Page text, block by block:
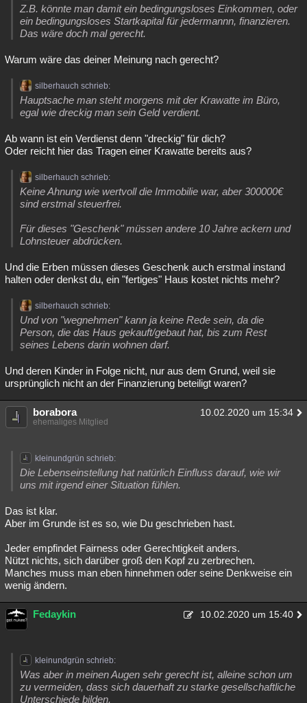
Z.B. könnte man damit ein bedingungsloses Einkommen, oder
ein bedingungsloses Startkapital für jedermannn, finanzieren.
Das wäre doch mal gerecht.
Warum wäre das deiner Meinung nach gerecht?
silberhauch schrieb:
Hauptsache man steht morgens mit der Krawatte im Büro,
egal wie dreckig man sein Geld verdient.
Ab wann ist ein Verdienst denn "dreckig" für dich?
Oder reicht hier das Tragen einer Krawatte bereits aus?
silberhauch schrieb:
Keine Ahnung wie wertvoll die Immobilie war, aber 300000€
sind erstmal steuerfrei.
Für dieses "Geschenk" müssen andere 10 Jahre ackern und
Lohnsteuer abdrücken.
Und die Erben müssen dieses Geschenk auch erstmal instand
halten oder denkst du, ein "fertiges" Haus kostet nichts mehr?
silberhauch schrieb:
Und von "wegnehmen" kann ja keine Rede sein, da die
Person, die das Haus gekauft/gebaut hat, bis zum Rest
seines Lebens darin wohnen darf.
Und deren Kinder in Folge nicht, nur aus dem Grund, weil sie
ursprünglich nicht an der Finanzierung beteiligt waren?
borabora 10.02.2020 um 15:34
ehemaliges Mitglied
kleinundgrün schrieb:
Die Lebenseinstellung hat natürlich Einfluss darauf, wie wir
uns mit irgend einer Situation fühlen.
Das ist klar.
Aber im Grunde ist es so, wie Du geschrieben hast.
Jeder empfindet Fairness oder Gerechtigkeit anders.
Nützt nichts, sich darüber groß den Kopf zu zerbrechen.
Manches muss man eben hinnehmen oder seine Denkweise ein
wenig ändern.
Fedaykin 10.02.2020 um 15:40
kleinundgrün schrieb:
Was aber in meinen Augen sehr gerecht ist, alleine schon um
zu vermeiden, dass sich dauerhaft zu starke gesellschaftliche
Unterschiede bilden.